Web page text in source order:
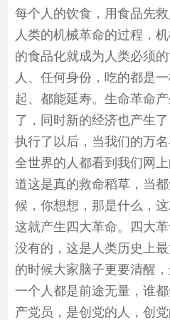
每个人的饮食，用食品先
人类的机械革命的过程，
的食品化就成为人类必须
人、任何身份，吃的都是
起、都能延寿。生命革命
了，同时新的经济也产生
执行了以后，当我们的万
全世界的人都看到我们网
道这是真的救命稻草，当
候，你想想，那是什么，
这就产生四大革命。四大
没有的，这是人类历史上
的时候大家脑子更要清醒
一个人都是前途无量，谁
产党员，是创党的人，创